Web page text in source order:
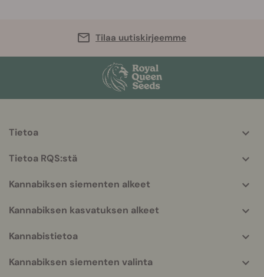
Tilaa uutiskirjeemme
More
info
Tietoa
Tietoa RQS:stä
Kannabiksen siementen alkeet
Kannabiksen kasvatuksen alkeet
Kannabistietoa
Kannabiksen siementen valinta